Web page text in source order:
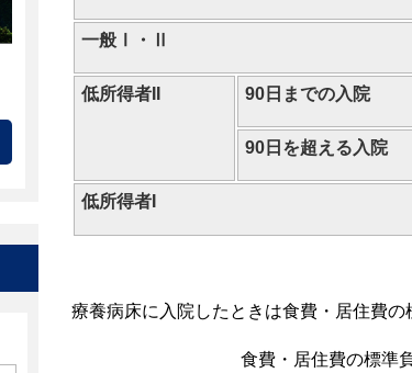
一般Ⅰ・Ⅱ
低所得者II 90日までの入院
90日を超える入院
低所得者I
療養病床に入院したときは食費・居住費の
食費・居住費の標準